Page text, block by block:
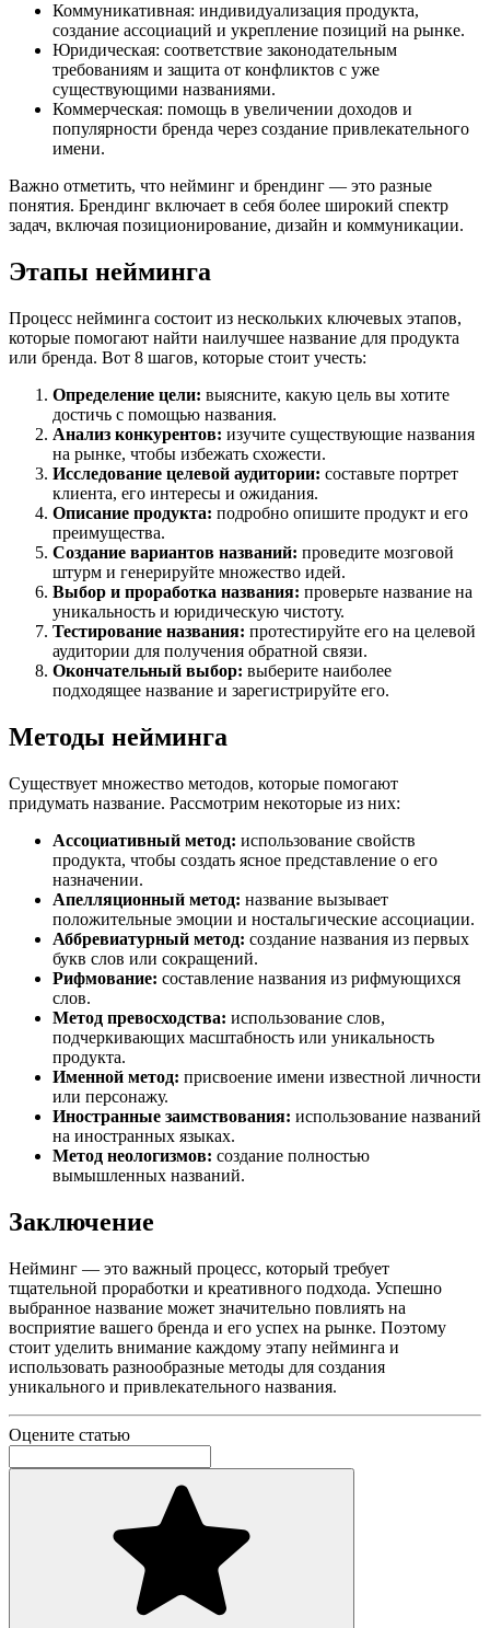
Коммуникативная: индивидуализация продукта,
создание ассоциаций и укрепление позиций на рынке.
Юридическая: соответствие законодательным
требованиям и защита от конфликтов с уже
существующими названиями.
Коммерческая: помощь в увеличении доходов и
популярности бренда через создание привлекательного
имени.
Важно отметить, что нейминг и брендинг — это разные
понятия. Брендинг включает в себя более широкий спектр
задач, включая позиционирование, дизайн и коммуникации.
Этапы нейминга
Процесс нейминга состоит из нескольких ключевых этапов,
которые помогают найти наилучшее название для продукта
или бренда. Вот 8 шагов, которые стоит учесть:
Определение цели: выясните, какую цель вы хотите
достичь с помощью названия.
Анализ конкурентов: изучите существующие названия
на рынке, чтобы избежать схожести.
Исследование целевой аудитории: составьте портрет
клиента, его интересы и ожидания.
Описание продукта: подробно опишите продукт и его
преимущества.
Создание вариантов названий: проведите мозговой
штурм и генерируйте множество идей.
Выбор и проработка названия: проверьте название на
уникальность и юридическую чистоту.
Тестирование названия: протестируйте его на целевой
аудитории для получения обратной связи.
Окончательный выбор: выберите наиболее
подходящее название и зарегистрируйте его.
Методы нейминга
Существует множество методов, которые помогают
придумать название. Рассмотрим некоторые из них:
Ассоциативный метод: использование свойств
продукта, чтобы создать ясное представление о его
назначении.
Апелляционный метод: название вызывает
положительные эмоции и ностальгические ассоциации.
Аббревиатурный метод: создание названия из первых
букв слов или сокращений.
Рифмование: составление названия из рифмующихся
слов.
Метод превосходства: использование слов,
подчеркивающих масштабность или уникальность
продукта.
Именной метод: присвоение имени известной личности
или персонажу.
Иностранные заимствования: использование названий
на иностранных языках.
Метод неологизмов: создание полностью
вымышленных названий.
Заключение
Нейминг — это важный процесс, который требует
тщательной проработки и креативного подхода. Успешно
выбранное название может значительно повлиять на
восприятие вашего бренда и его успех на рынке. Поэтому
стоит уделить внимание каждому этапу нейминга и
использовать разнообразные методы для создания
уникального и привлекательного названия.
Оцените статью